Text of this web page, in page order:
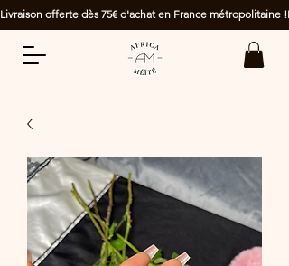
Livraison offerte dès 75€ d'achat en France métropolitaine !